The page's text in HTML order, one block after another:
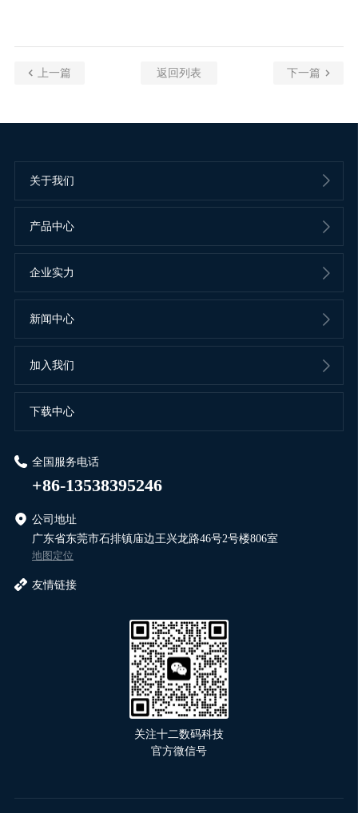
上一篇 返回列表 下一篇
关于我们
产品中心
企业实力
新闻中心
加入我们
下载中心
全国服务电话
+86-13538395246
公司地址
广东省东莞市石排镇庙边王兴龙路46号2号楼806室
地图定位
友情链接
关注十二数码科技
官方微信号